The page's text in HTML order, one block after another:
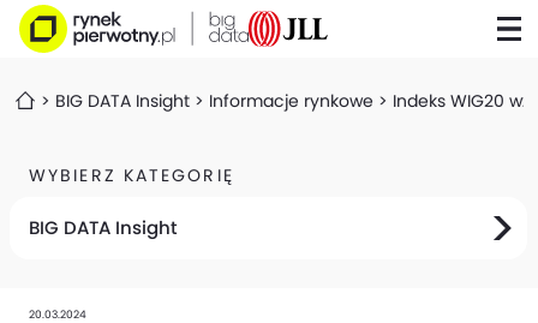
BIG DATA Insight Informacje rynkowe Indeks WIG20
WYBIERZ KATEGORIĘ
BIG DATA Insight
20.03.2024